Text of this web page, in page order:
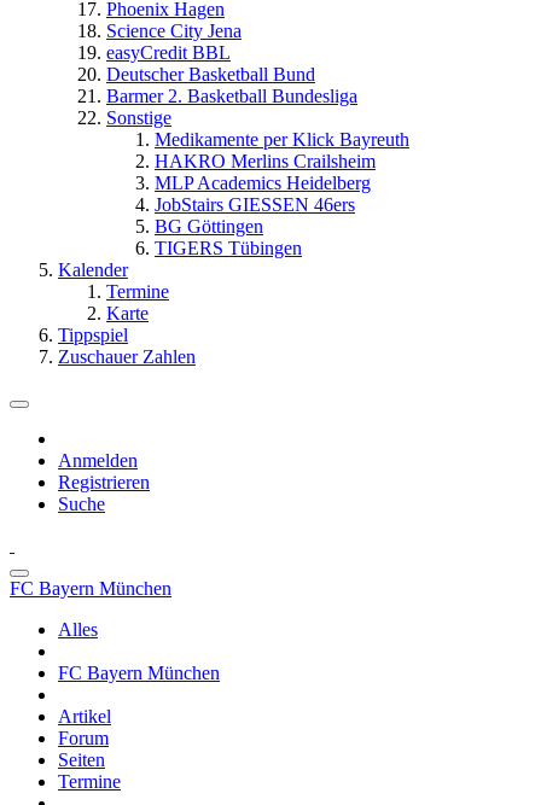
Phoenix Hagen
Science City Jena
easyCredit BBL
Deutscher Basketball Bund
Barmer 2. Basketball Bundesliga
Sonstige
Medikamente per Klick Bayreuth
HAKRO Merlins Crailsheim
MLP Academics Heidelberg
JobStairs GIESSEN 46ers
BG Göttingen
TIGERS Tübingen
Kalender
Termine
Karte
Tippspiel
Zuschauer Zahlen
Anmelden
Registrieren
Suche
FC Bayern München
Alles
FC Bayern München
Artikel
Forum
Seiten
Termine